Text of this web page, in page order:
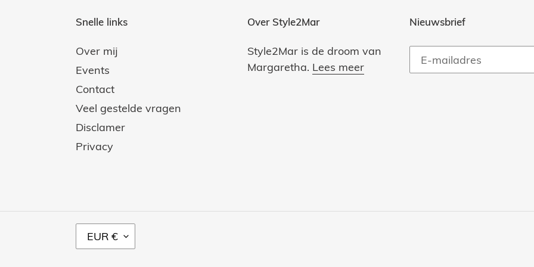
Snelle links
Over mij
Events
Contact
Veel gestelde vragen
Disclamer
Privacy
Over Style2Mar
Style2Mar is de droom van
Margaretha. Lees meer
Nieuwsbrief
A
EUR €